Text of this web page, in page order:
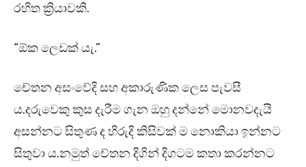
රහිත ක්‍රියාවකි.
“ඕක ලෙඩක් යැ.”
චේතන අසංවේදි සහ අකාරුණික ලෙස පැවසී
ය.දරුවෙකු කුස දැරීම ගැන ඔහු දන්නේ මොනවදැයි
අසන්නට සිතුණ ද හිරුදි කිසිවක් ම නොකියා ඉන්නට
සිතුවා ය.නමුත් චේතන දිගින් දිගටම කතා කරන්නට